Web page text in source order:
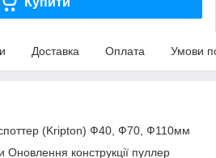
Доставка Оплата Умови
(Kripton) Ф40, Ф70, Ф110мм
конструкції пуллер